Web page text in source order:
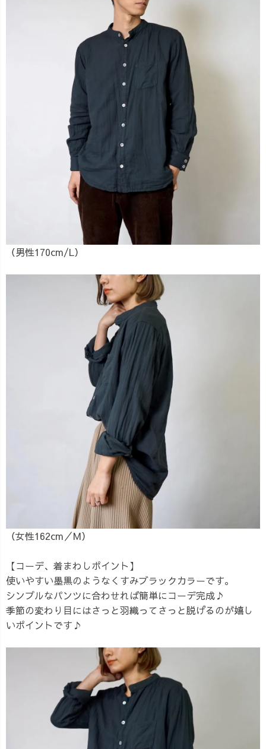
（男性170cm/L）
（女性162cm／M）
【コーデ、着まわしポイント】
使いやすい墨黒のようなくすみブラックカラーです。
シンプルなパンツに合わせれば簡単にコーデ完成♪
季節の変わり目にはさっと羽織ってさっと脱げるのが嬉し
いポイントです♪